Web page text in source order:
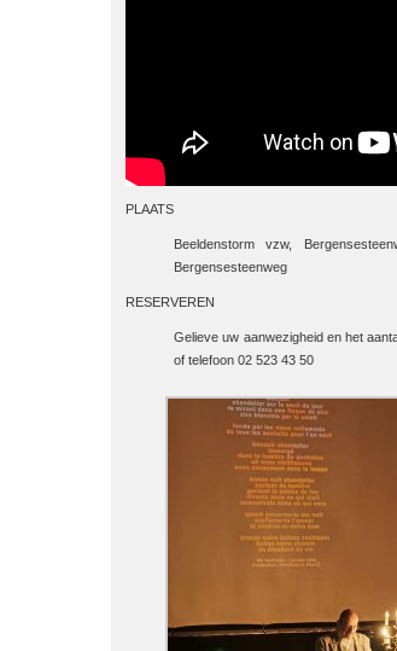
PLAATS
Beeldenstorm vzw,
Bergensesteenweg
RESERVEREN
Gelieve uw aanwezigheid en het
of telefoon 02 523 43 50